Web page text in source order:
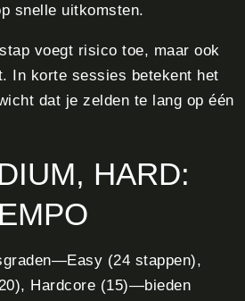
snelle uitkomsten.
voegt risico toe, maar ook
In korte sessies betekent het
dat je zelden te lang op één
HARD:
(24 stappen),
Hardcore (15)—bieden